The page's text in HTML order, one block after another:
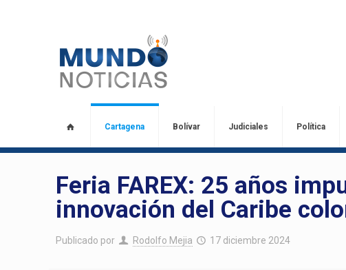
Cartagena Bolívar Judiciales Política
Feria FAREX: 25 años
innovación del Caribe
Publicado por Rodolfo Mejia 17 diciembre 2024